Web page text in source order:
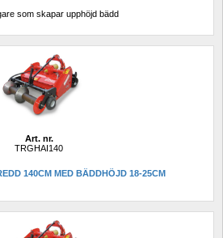
som skapar upphöjd bädd
Art. nr.
TRGHAI140
140CM MED BÄDDHÖJD 18-25CM